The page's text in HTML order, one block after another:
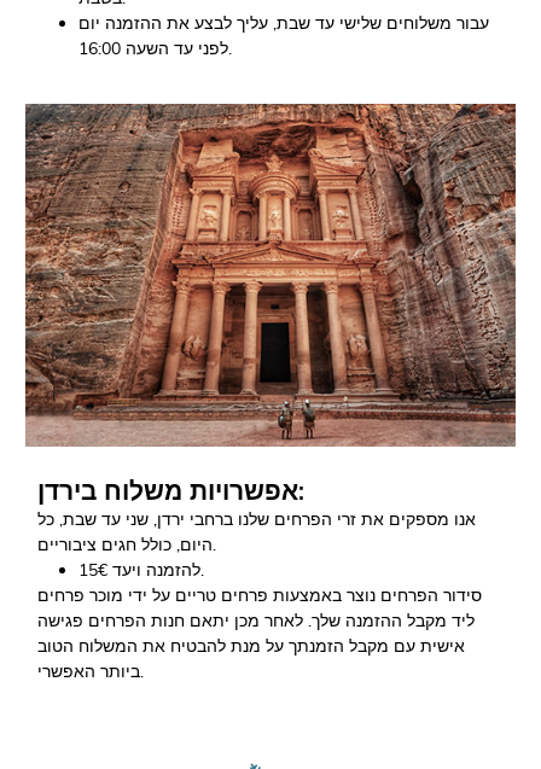
עבור משלוחים שלישי עד שבת, עליך לבצע את ההזמנה יום
לפני עד השעה 16:00.
אפשרויות משלוח בירדן:
אנו מספקים את זרי הפרחים שלנו ברחבי ירדן, שני עד שבת, כל
היום, כולל חגים ציבוריים.
15€ להזמנה ויעד.
סידור הפרחים נוצר באמצעות פרחים טריים על ידי מוכר פרחים
ליד מקבל ההזמנה שלך. לאחר מכן יתאם חנות הפרחים פגישה
אישית עם מקבל הזמנתך על מנת להבטיח את המשלוח הטוב
ביותר האפשרי.